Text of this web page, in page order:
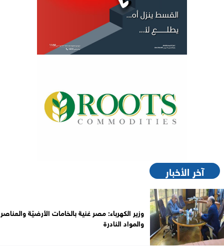
آخر الأخبار
وزير الكهرباء: مصر غنية بالخامات الأرضيّة والعناصر
والمواد النادرة